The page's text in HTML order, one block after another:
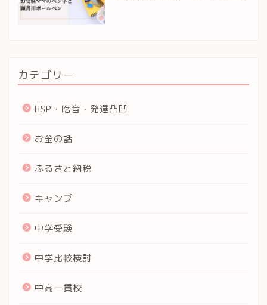
カテゴリー
HSP・吃音・発達凸凹
お金の話
ふるさと納税
キャンプ
中学受験
中学比較検討
中高一貫校